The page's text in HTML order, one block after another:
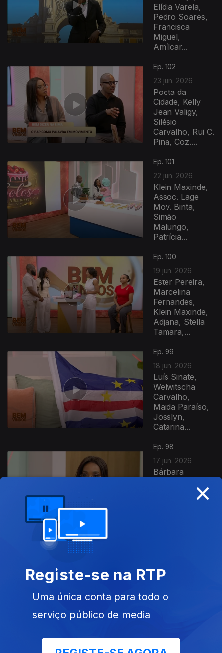
Elídia Varela,
Pedro Soares,
Francisca
Miguel,
Amílcar...
Ep. 102
23 jun. 2026
Poeta da
Cidade, Kelly
Jean Valigy,
Silésio
Carvalho, Rui C.
Pina, Coz....
Ep. 101
22 jun. 2026
Klein Maxinde,
Assoc. Lage
Mov. Binta,
Simão
Malungo,
Patrícia...
Ep. 100
19 jun. 2026
Ester Pereira,
Marcelina
Fernandes,
Klein Maxinde,
Adjana, Stella
Tamara,...
Ep. 99
18 jun. 2026
Luís Sinate,
Welwitscha
Carvalho,
Maida Paraíso,
Josslyn,
Catarina...
Ep. 98
17 jun. 2026
Bárbara
16 jun. 2026
Dia da Criança
Africana
Ep. 96
×
Registe-se na RTP
Uma única conta para todo o
serviço público de media